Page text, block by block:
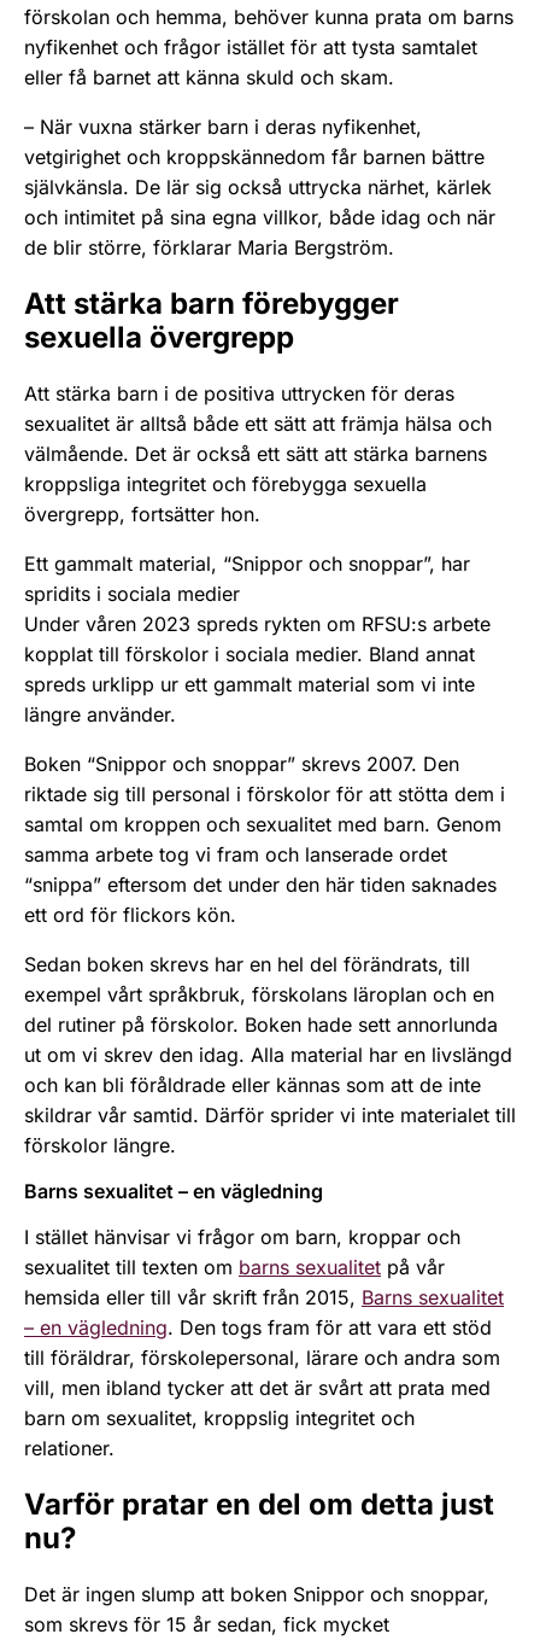
förskolan och hemma, behöver kunna prata om barns
nyfikenhet och frågor istället för att tysta samtalet
eller få barnet att känna skuld och skam.
– När vuxna stärker barn i deras nyfikenhet,
vetgirighet och kroppskännedom får barnen bättre
självkänsla. De lär sig också uttrycka närhet, kärlek
och intimitet på sina egna villkor, både idag och när
de blir större, förklarar Maria Bergström.
Att stärka barn förebygger
sexuella övergrepp
Att stärka barn i de positiva uttrycken för deras
sexualitet är alltså både ett sätt att främja hälsa och
välmående. Det är också ett sätt att stärka barnens
kroppsliga integritet och förebygga sexuella
övergrepp, fortsätter hon.
Ett gammalt material, “Snippor och snoppar”, har
spridits i sociala medier
Under våren 2023 spreds rykten om RFSU:s arbete
kopplat till förskolor i sociala medier. Bland annat
spreds urklipp ur ett gammalt material som vi inte
längre använder.
Boken “Snippor och snoppar” skrevs 2007. Den
riktade sig till personal i förskolor för att stötta dem i
samtal om kroppen och sexualitet med barn. Genom
samma arbete tog vi fram och lanserade ordet
“snippa” eftersom det under den här tiden saknades
ett ord för flickors kön.
Sedan boken skrevs har en hel del förändrats, till
exempel vårt språkbruk, förskolans läroplan och en
del rutiner på förskolor. Boken hade sett annorlunda
ut om vi skrev den idag. Alla material har en livslängd
och kan bli föråldrade eller kännas som att de inte
skildrar vår samtid. Därför sprider vi inte materialet till
förskolor längre.
Barns sexualitet – en vägledning
I stället hänvisar vi frågor om barn, kroppar och
sexualitet till texten om barns sexualitet på vår
hemsida eller till vår skrift från 2015, Barns sexualitet
– en vägledning. Den togs fram för att vara ett stöd
till föräldrar, förskolepersonal, lärare och andra som
vill, men ibland tycker att det är svårt att prata med
barn om sexualitet, kroppslig integritet och
relationer.
Varför pratar en del om detta just
nu?
Det är ingen slump att boken Snippor och snoppar,
som skrevs för 15 år sedan, fick mycket